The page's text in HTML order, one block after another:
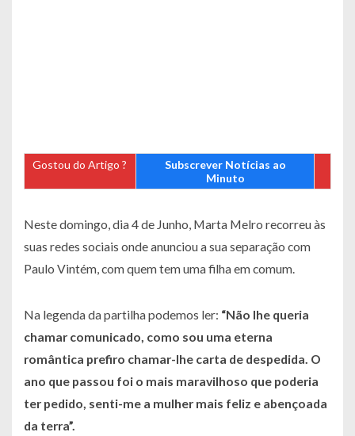
Gostou do Artigo ?
Subscrever Notícias ao
Minuto
Neste domingo, dia 4 de Junho, Marta Melro recorreu às
suas redes sociais onde anunciou a sua separação com
Paulo Vintém, com quem tem uma filha em comum.
Na legenda da partilha podemos ler: “Não lhe queria
chamar comunicado, como sou uma eterna
romântica prefiro chamar-lhe carta de despedida. O
ano que passou foi o mais maravilhoso que poderia
ter pedido, senti-me a mulher mais feliz e abençoada
da terra”.